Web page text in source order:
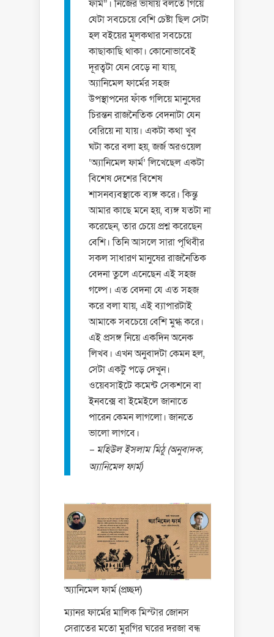
ফার্ম”। নিজের ভাষায় বলতে গিয়ে
যেটা সবচেয়ে বেশি চেষ্টা ছিল সেটা
হল বইয়ের মূলকথার সবচেয়ে
কাছাকাছি থাকা। কোনোভাবেই
দূরত্বটা যেন বেড়ে না যায়,
অ্যানিমেল ফার্মের সহজ
উপস্থাপনের ফাঁক গলিয়ে মানুষের
চিরন্তন রাজনৈতিক বেদনাটা যেন
বেরিয়ে না যায়। একটা কথা খুব
ঘটা করে বলা হয়, জর্জ অরওয়েল
‘অ্যানিমেল ফার্ম’ লিখেছেল একটা
বিশেষ দেশের বিশেষ
শাসনব্যবস্থাকে ব্যঙ্গ করে। কিন্তু
আমার কাছে মনে হয়, ব্যঙ্গ যতটা না
করেছেন, তার চেয়ে প্রশ্ন করেছেন
বেশি। তিনি আসলে সারা পৃথিবীর
সকল সাধারণ মানুষের রাজনৈতিক
বেদনা তুলে এনেছেন এই সহজ
গল্পে। এত বেদনা যে এত সহজ
করে বলা যায়, এই ব্যাপারটাই
আমাকে সবচেয়ে বেশি মুগ্ধ করে।
এই প্রসঙ্গ নিয়ে একদিন অনেক
লিখব। এখন অনুবাদটা কেমন হল,
সেটা একটু পড়ে দেখুন।
ওয়েবসাইটে কমেন্ট সেকশনে বা
ইনবক্সে বা ইমেইলে জানাতে
পারেন কেমন লাগলো। জানতে
ভালো লাগবে।
– মহিউল ইসলাম মিঠু (অনুবাদক,
অ্যানিমেল ফার্ম)
অ্যানিমেল ফার্ম (প্রচ্ছদ)
ম্যানর ফার্মের মালিক মিস্টার জোনস
সেরাতের মতো মুরগির ঘরের দরজা বন্ধ